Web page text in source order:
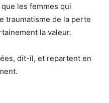
que les femmes qui
traumatisme de la perte
la valeur.
dit-il, et repartent en